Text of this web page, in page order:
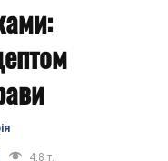
4,8 т.